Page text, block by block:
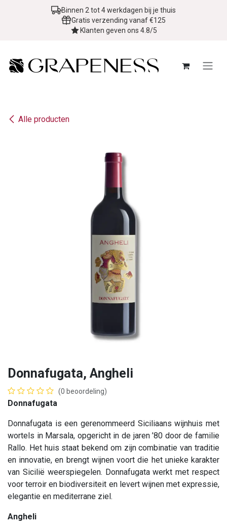
Overslaan naar inhoudBinnen 2 tot 4 werkdagen bij je thuis
Gratis verzending vanaf €125
Klanten geven ons 4.8/5
Alle producten
Donnafugata, Angheli
(0 beoordeling)
Donnafugata
Donnafugata is een gerenommeerd Siciliaans wijnhuis met
wortels in Marsala, opgericht in de jaren ’80 door de familie
Rallo. Het huis staat bekend om zijn combinatie van traditie
en innovatie, en brengt wijnen voort die het unieke karakter
van Sicilië weerspiegelen. Donnafugata werkt met respect
voor terroir en biodiversiteit en levert wijnen met expressie,
elegantie en mediterrane ziel.
Angheli